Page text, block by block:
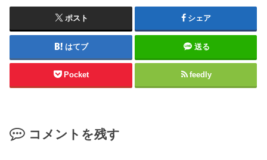
ポスト シェア
はてブ 送る
Pocket feedly
コメントを残す